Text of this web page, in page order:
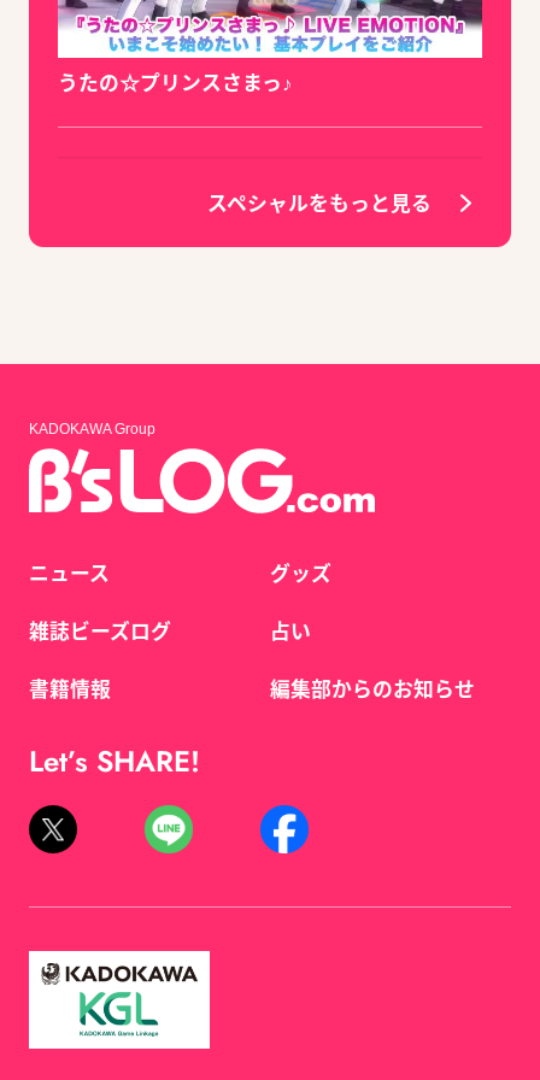
うたの☆プリンスさまっ♪
スペシャルをもっと見る
KADOKAWA Group
ニュース
雑誌ビーズログ
書籍情報
グッズ
占い
編集部からのお知らせ
Let’s SHARE!